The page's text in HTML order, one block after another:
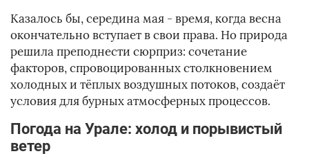
Казалось бы, середина мая - время, когда весна
окончательно вступает в свои права. Но природа
решила преподнести сюрприз: сочетание
факторов, спровоцированных столкновением
холодных и тёплых воздушных потоков, создаёт
условия для бурных атмосферных процессов.
Погода на Урале: холод и порывистый
ветер